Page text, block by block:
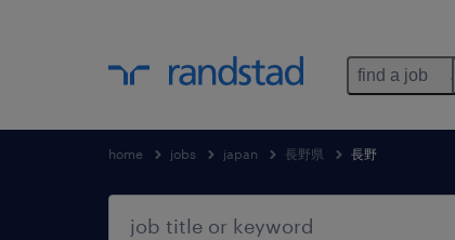
find a job
home jobs japan 長野県 長野